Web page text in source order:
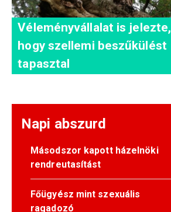
Véleményvállalat is jelezte,
hogy szellemi beszűkülést
tapasztal
Napi abszurd
Másodszor kapott házelnöki
rendreutasítást
Főügyész mint szexuális
ragadozó